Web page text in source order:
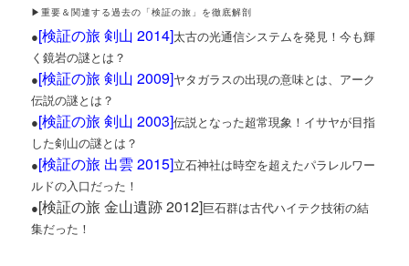
▶重要＆関連する過去の「検証の旅」を徹底解剖
●[検証の旅 剣山 2014]太古の光通信システムを発見！今も輝
く鏡岩の謎とは？
●[検証の旅 剣山 2009]ヤタガラスの出現の意味とは、アーク
伝説の謎とは？
●[検証の旅 剣山 2003]伝説となった超常現象！イサヤが目指
した剣山の謎とは？
●[検証の旅 出雲 2015]立石神社は時空を超えたパラレルワー
ルドの入口だった！
●[検証の旅 金山遺跡 2012]巨石群は古代ハイテク技術の結
集だった！